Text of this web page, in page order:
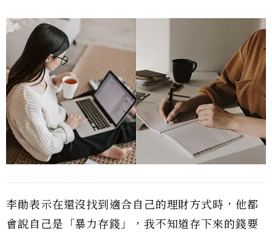
李勛表示在還沒找到適合自己的理財方式時，他都
會說自己是「暴力存錢」，我不知道存下來的錢要